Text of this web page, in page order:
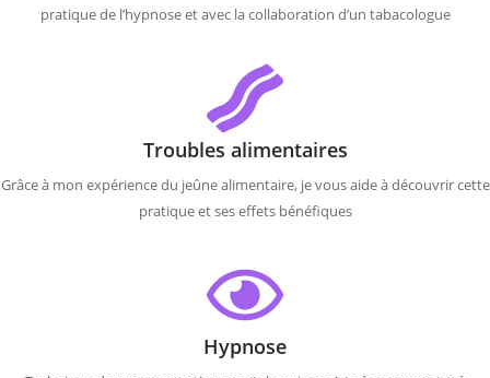
pratique de l’hypnose et avec la collaboration d’un tabacologue
Troubles alimentaires
Grâce à mon expérience du jeûne alimentaire, je vous aide à découvrir cette
pratique et ses effets bénéfiques
Hypnose